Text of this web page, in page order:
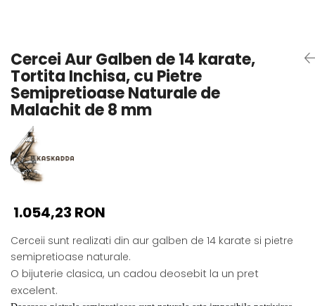
Pandantive cu Perle
Brose cu Perle
Cercei Aur Galben de 14 karate,
Tortita Inchisa, cu Pietre
Semipretioase Naturale de
Malachit de 8 mm
1.054,23 RON
Cerceii sunt realizati din aur galben de 14 karate si pietre
semipretioase naturale.
O bijuterie clasica, un cadou deosebit la un pret
excelent.